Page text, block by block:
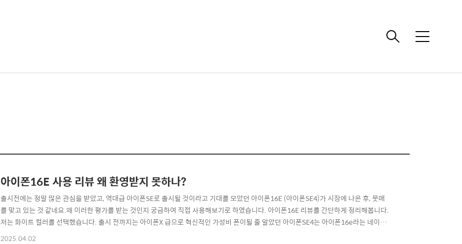
메
아이폰16E 사용 리뷰 왜 환영받지 못하나?
출시전에는 정말 많은 관심을 받았고, 역대급 아이폰SE로 출시될 것이라고 기대를 모았던 아이폰16E (아이폰SE4)가 시장에 나온 후, 뭇매
를 맞고 있는 것 같네요.왜 이러한 평가를 받는 것인지 궁금하여 직접 사용해보기로 하였습니다. 아이폰16E 리뷰를 간단하게 정리해봅니다.
저는 화이트 컬러를 선택했습니다. 출시 전까지는 아이폰X 급으로 혁신적인 가성비 폰이될 줄 알았던 아이폰SE4는 아이폰16e라는 네이밍
을 받으면서, 아이폰16, 아이폰16 프로, 아이폰16 프로 맥스와 같은 제품군으로 분류되었는데요.일단 아이폰16e가 인기가 없는 이유는 그
2025.04.02